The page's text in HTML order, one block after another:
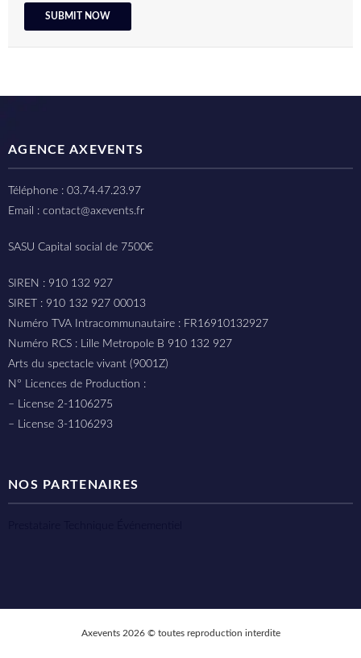
AGENCE AXEVENTS
Téléphone : 03.74.47.23.97
Email : contact@axevents.fr
SASU Capital social de 7500€
SIREN : 910 132 927
SIRET : 910 132 927 00013
Numéro TVA Intracommunautaire : FR16910132927
Numéro RCS : Lille Metropole B 910 132 927
Arts du spectacle vivant (9001Z)
N° Licences de Production :
– License 2-1106275
– License 3-1106293
NOS PARTENAIRES
Axevents 2026 © toutes reproduction interdite